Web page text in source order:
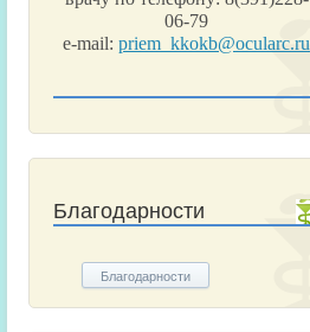
06-79
e-mail:priem_kkokb@ocularc.ru
Благодарности
Благодарности